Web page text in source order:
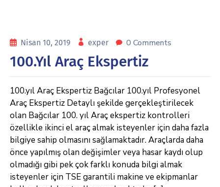
Nisan 10, 2019 exper 0 Comments
100.Yıl Araç Ekspertiz
100.yıl Araç Ekspertiz Bağcılar 100.yıl Profesyonel
Araç Ekspertiz Detaylı şekilde gerçekleştirilecek
olan Bağcılar 100. yıl Araç ekspertiz kontrolleri
özellikle ikinci el araç almak isteyenler için daha fazla
bilgiye sahip olmasını sağlamaktadır. Araçlarda daha
önce yapılmış olan değişimler veya hasar kaydı olup
olmadığı gibi pek çok farklı konuda bilgi almak
isteyenler için TSE garantili makine ve ekipmanlar